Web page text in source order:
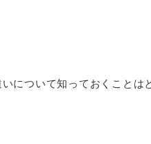
について知っておくことは